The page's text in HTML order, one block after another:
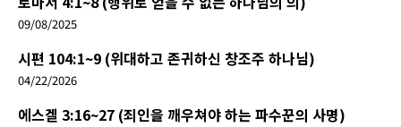
09/08/2025
시편 104:1~9 (위대하고 존귀하신 창조주 하나님)
04/22/2026
에스겔 3:16~27 (죄인을 깨우쳐야 하는 파수꾼의 사명)